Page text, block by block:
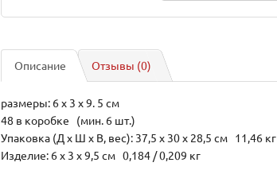
Описание Отзывы (0)
размеры: 6 x 3 x 9. 5 см
48 в коробке (мин. 6 шт.)
Упаковка (Д х Ш х В, вес): 37,5 x 30 x 28,5 см 11,46 кг
Изделие: 6 x 3 x 9,5 см 0,184 / 0,209 кг